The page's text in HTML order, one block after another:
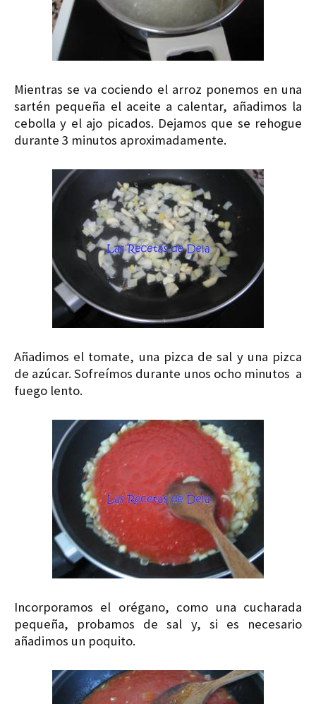
Mientras se va cociendo el arroz ponemos en una
sartén pequeña el aceite a calentar, añadimos la
cebolla y el ajo picados. Dejamos que se rehogue
durante 3 minutos aproximadamente.
Añadimos el tomate, una pizca de sal y una pizca
de azúcar. Sofreímos durante unos ocho minutos a
fuego lento.
Incorporamos el orégano, como una cucharada
pequeña, probamos de sal y, si es necesario
añadimos un poquito.